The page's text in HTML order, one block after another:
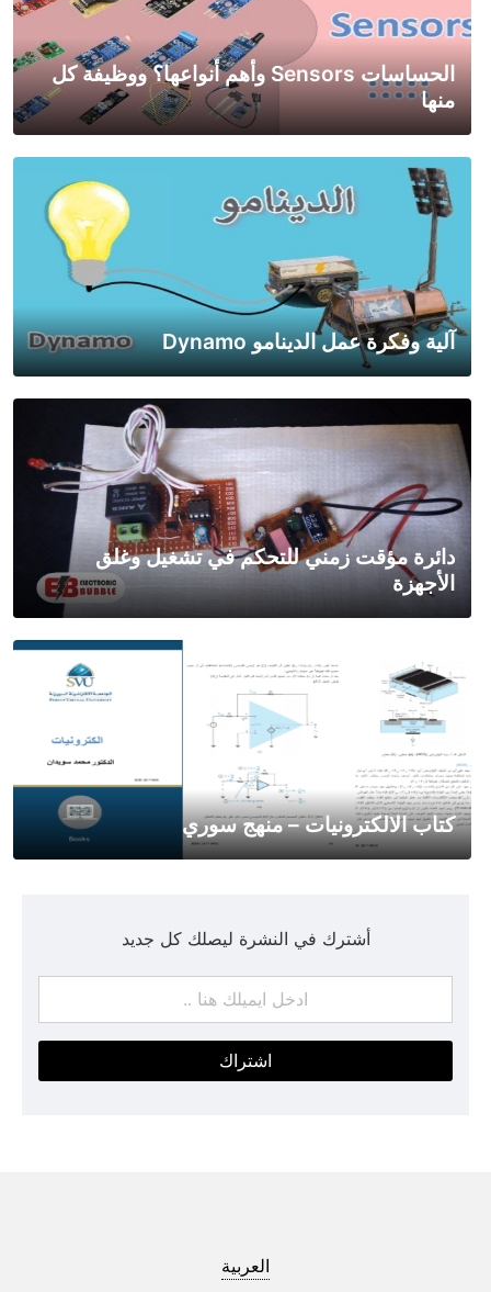
الحساسات Sensors وأهم أنواعها؟ ووظيفة كل
منها
آلية وفكرة عمل الدينامو Dynamo
دائرة مؤقت زمني للتحكم في تشغيل وغلق
الأجهزة
كتاب الالكترونيات – منهج سوري
أشترك في النشرة ليصلك كل جديد
اشتراك
العربية